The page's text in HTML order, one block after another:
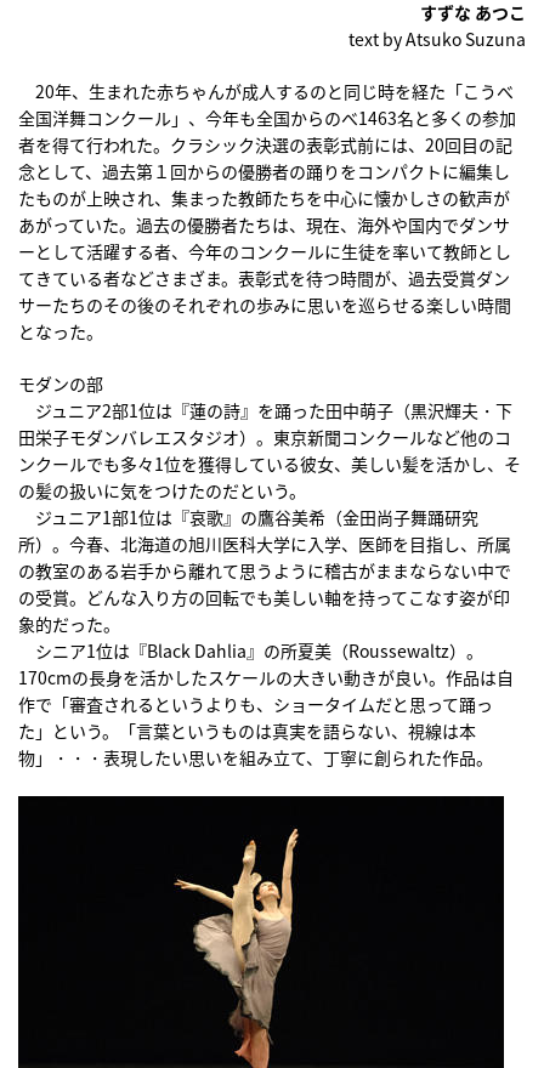
すずな あつこ
text by Atsuko Suzuna
20年、生まれた赤ちゃんが成人するのと同じ時を経た「こうべ
全国洋舞コンクール」、今年も全国からのべ1463名と多くの参加
者を得て行われた。クラシック決選の表彰式前には、20回目の記
念として、過去第１回からの優勝者の踊りをコンパクトに編集し
たものが上映され、集まった教師たちを中心に懐かしさの歓声が
あがっていた。過去の優勝者たちは、現在、海外や国内でダンサ
ーとして活躍する者、今年のコンクールに生徒を率いて教師とし
てきている者などさまざま。表彰式を待つ時間が、過去受賞ダン
サーたちのその後のそれぞれの歩みに思いを巡らせる楽しい時間
となった。
モダンの部
ジュニア2部1位は『蓮の詩』を踊った田中萌子（黒沢輝夫・下
田栄子モダンバレエスタジオ）。東京新聞コンクールなど他のコ
ンクールでも多々1位を獲得している彼女、美しい髪を活かし、そ
の髪の扱いに気をつけたのだという。
ジュニア1部1位は『哀歌』の鷹谷美希（金田尚子舞踊研究
所）。今春、北海道の旭川医科大学に入学、医師を目指し、所属
の教室のある岩手から離れて思うように稽古がままならない中で
の受賞。どんな入り方の回転でも美しい軸を持ってこなす姿が印
象的だった。
シニア1位は『Black Dahlia』の所夏美（Roussewaltz）。
170cmの長身を活かしたスケールの大きい動きが良い。作品は自
作で「審査されるというよりも、ショータイムだと思って踊っ
た」という。「言葉というものは真実を語らない、視線は本
物」・・・表現したい思いを組み立て、丁寧に創られた作品。